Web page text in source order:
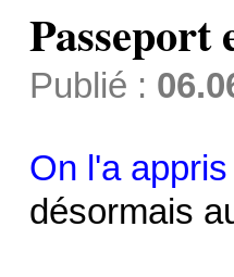
Publié :
On l'a appris
désormais